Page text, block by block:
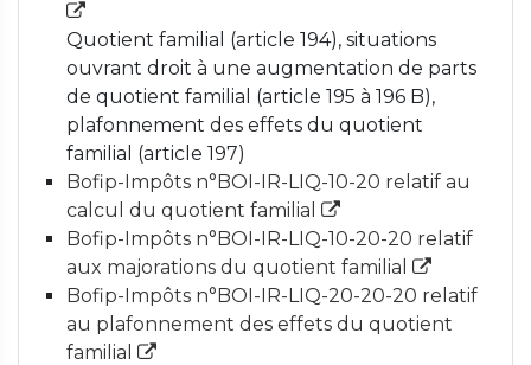
Quotient familial (article 194), situations
ouvrant droit à une augmentation de parts
de quotient familial (article 195 à 196 B),
plafonnement des effets du quotient
familial (article 197)
Bofip-Impôts n°BOI-IR-LIQ-10-20 relatif au
calcul du quotient familial
Bofip-Impôts n°BOI-IR-LIQ-10-20-20 relatif
aux majorations du quotient familial
Bofip-Impôts n°BOI-IR-LIQ-20-20-20 relatif
au plafonnement des effets du quotient
familial